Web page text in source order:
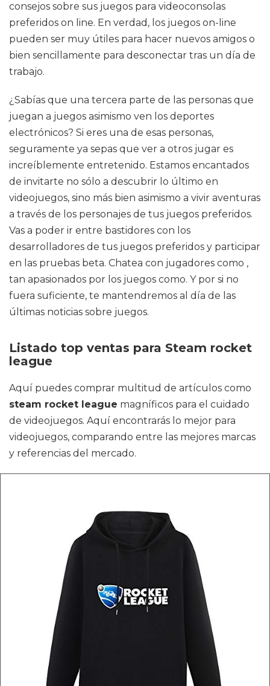
consejos sobre sus juegos para videoconsolas
preferidos on line. En verdad, los juegos on-line
pueden ser muy útiles para hacer nuevos amigos o
bien sencillamente para desconectar tras un día de
trabajo.
¿Sabías que una tercera parte de las personas que
juegan a juegos asimismo ven los deportes
electrónicos? Si eres una de esas personas,
seguramente ya sepas que ver a otros jugar es
increíblemente entretenido. Estamos encantados
de invitarte no sólo a descubrir lo último en
videojuegos, sino más bien asimismo a vivir aventuras
a través de los personajes de tus juegos preferidos.
Vas a poder ir entre bastidores con los
desarrolladores de tus juegos preferidos y participar
en las pruebas beta. Chatea con jugadores como ,
tan apasionados por los juegos como. Y por si no
fuera suficiente, te mantendremos al día de las
últimas noticias sobre juegos.
Listado top ventas para Steam rocket
league
Aquí puedes comprar multitud de artículos como
steam rocket league magníficos para el cuidado
de videojuegos. Aquí encontrarás lo mejor para
videojuegos, comparando entre las mejores marcas
y referencias del mercado.